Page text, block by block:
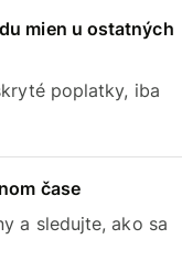
mien u ostatných
poplatky, iba
čase
a sledujte, ako sa